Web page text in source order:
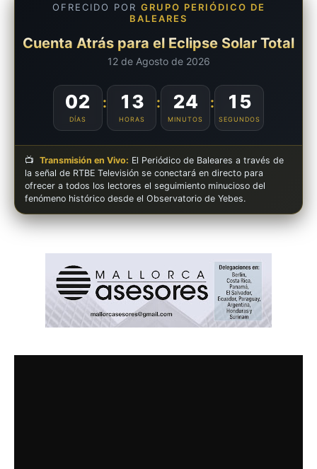
OFRECIDO POR GRUPO PERIÓDICO DE
BALEARES
Cuenta Atrás para el Eclipse Solar Total
12 de Agosto de 2026
02
DÍAS
: 13
HORAS
: 24
MINUTOS
: 14
SEGUNDOS
📺 Transmisión en Vivo: El Periódico de Baleares a través de
la señal de RTBE Televisión se conectará en directo para
ofrecer a todos los lectores el seguimiento minucioso del
fenómeno histórico desde el Observatorio de Yebes.